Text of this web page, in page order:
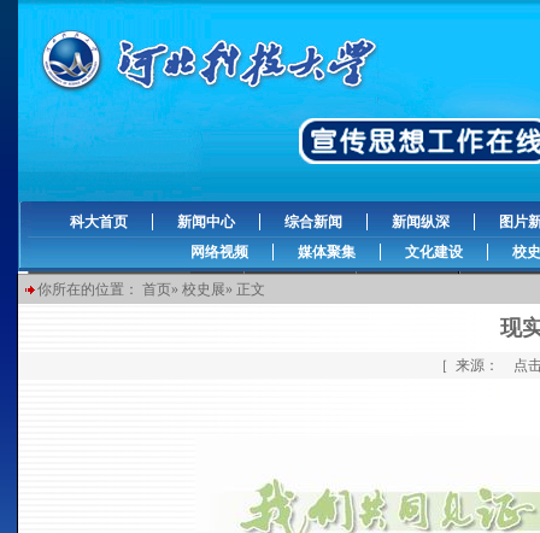
科大首页 新闻中心 综合新闻 新闻纵深
图片
网络视频
媒体聚集 文化建设 校
你所在的位置： 首页» 校史展» 正文
现
［ 来源： 点